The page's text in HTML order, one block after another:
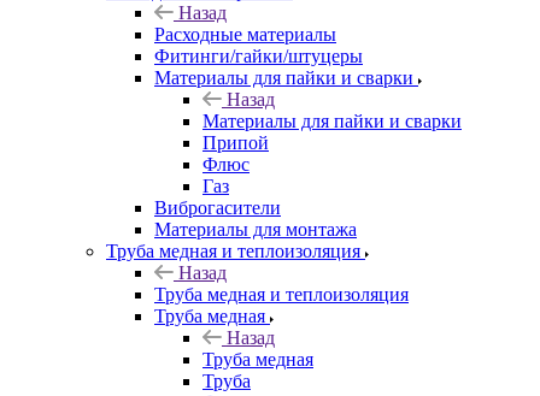
Назад
Расходные материалы
Фитинги/гайки/штуцеры
Материалы для пайки и сварки
Назад
Материалы для пайки и сварки
Припой
Флюс
Газ
Виброгасители
Материалы для монтажа
Труба медная и теплоизоляция
Назад
Труба медная и теплоизоляция
Труба медная
Назад
Труба медная
Труба